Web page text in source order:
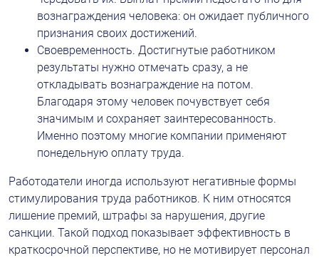
вознаграждения человека: он ожидает публичного
признания своих достижений.
Своевременность. Достигнутые работником
результаты нужно отмечать сразу, а не
откладывать вознаграждение на потом.
Благодаря этому человек почувствует себя
значимым и сохраняет заинтересованность.
Именно поэтому многие компании применяют
понедельную оплату труда.
Работодатели иногда используют негативные формы
стимулирования труда работников. К ним относятся
лишение премий, штрафы за нарушения, другие
санкции. Такой подход показывает эффективность в
краткосрочной перспективе, но не мотивирует персонал